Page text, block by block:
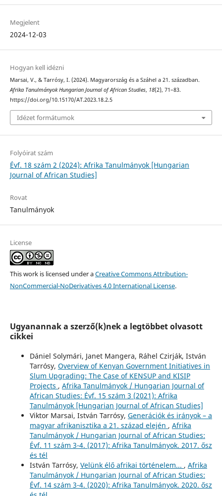
Megjelent
2024-12-03
Hogyan kell idézni
Marsai, V., & Tarrósy, I. (2024). Magyarország és a Száhel a 21. században.
Afrika Tanulmányok Hungarian Journal of African Studies, 18(2), 71–83.
https://doi.org/10.15170/AT.2023.18.2.5
Idézet formátumok
Folyóirat szám
Évf. 18 szám 2 (2024): Afrika Tanulmányok [Hungarian
Journal of African Studies]
Rovat
Tanulmányok
License
This work is licensed under aCreative Commons Attribution-
NonCommercial-NoDerivatives 4.0 International License.
Ugyanannak a szerző(k)nek a legtöbbet olvasott
cikkei
Dániel Solymári, Janet Mangera, Ráhel Czirják, István
Tarrósy, Overview of Kenyan Government Initiatives in
Slum Upgrading: The Case of KENSUP and KISIP
Projects , Afrika Tanulmányok / Hungarian Journal of
African Studies: Évf. 15 szám 3 (2021): Afrika
Tanulmányok [Hungarian Journal of African Studies]
Viktor Marsai, István Tarrósy, Generációk és irányok – a
magyar afrikanisztika a 21. század elején , Afrika
Tanulmányok / Hungarian Journal of African Studies:
Évf. 11 szám 3-4. (2017): Afrika Tanulmányok. 2017. ősz
és tél
István Tarrósy, Velünk élő afrikai történelem... , Afrika
Tanulmányok / Hungarian Journal of African Studies:
Évf. 14 szám 3-4. (2020): Afrika Tanulmányok. 2020. ősz